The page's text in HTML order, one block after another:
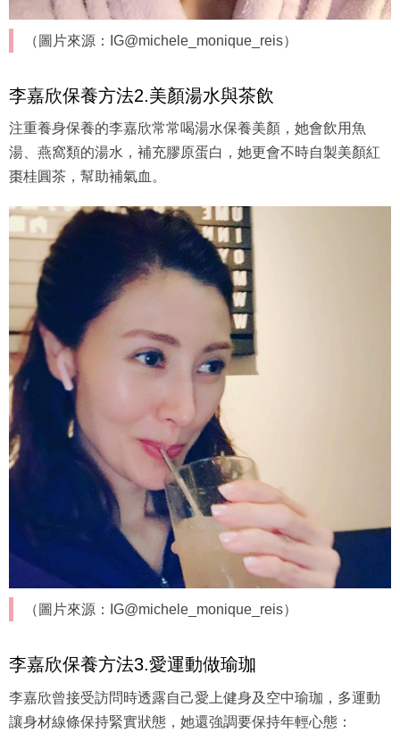
（圖片來源：IG@michele_monique_reis）
李嘉欣保養方法2.美顏湯水與茶飲
注重養身保養的李嘉欣常常喝湯水保養美顏，她會飲用魚
湯、燕窩類的湯水，補充膠原蛋白，她更會不時自製美顏紅
棗桂圓茶，幫助補氣血。
（圖片來源：IG@michele_monique_reis）
李嘉欣保養方法3.愛運動做瑜珈
李嘉欣曾接受訪問時透露自己愛上健身及空中瑜珈，多運動
讓身材線條保持緊實狀態，她還強調要保持年輕心態：